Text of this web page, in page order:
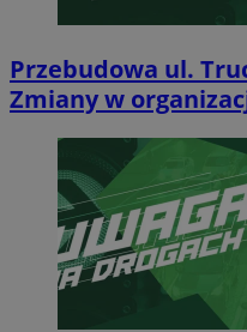
Przebudowa ul.
Zmiany w